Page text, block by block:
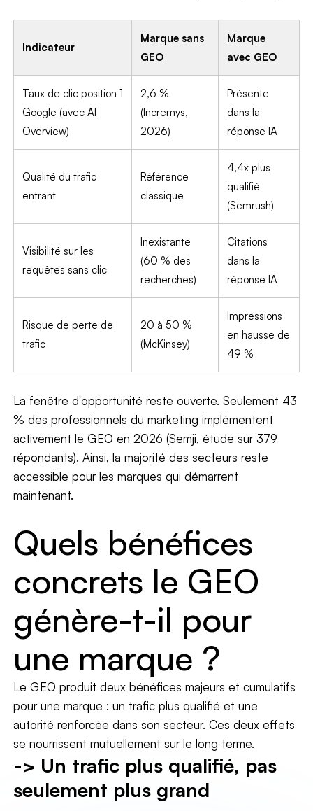
Indicateur
Marque sans
GEO
Marque
avec GEO
Taux de clic position 1
Google (avec AI
Overview)
2,6 %
(Incremys,
2026)
Présente
dans la
réponse IA
Qualité du trafic
entrant
Référence
classique
4,4x plus
qualifié
(Semrush)
Visibilité sur les
requêtes sans clic
Inexistante
(60 % des
recherches)
Citations
dans la
réponse IA
Risque de perte de
trafic
20 à 50 %
(McKinsey)
Impressions
en hausse de
49 %
La fenêtre d'opportunité reste ouverte. Seulement 43
% des professionnels du marketing implémentent
activement le GEO en 2026 (Semji, étude sur 379
répondants). Ainsi, la majorité des secteurs reste
accessible pour les marques qui démarrent
maintenant.
Quels bénéfices
concrets le GEO
génère-t-il pour
une marque ?
Le GEO produit deux bénéfices majeurs et cumulatifs
pour une marque : un trafic plus qualifié et une
autorité renforcée dans son secteur. Ces deux effets
se nourrissent mutuellement sur le long terme.
-> Un trafic plus qualifié, pas
seulement plus grand